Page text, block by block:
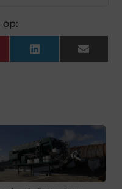
op:
LinkedIn Email